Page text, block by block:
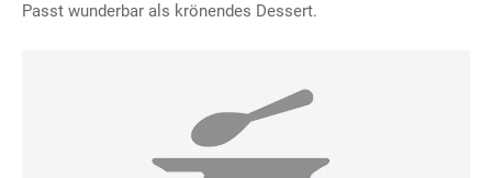
Passt wunderbar als krönendes Dessert.